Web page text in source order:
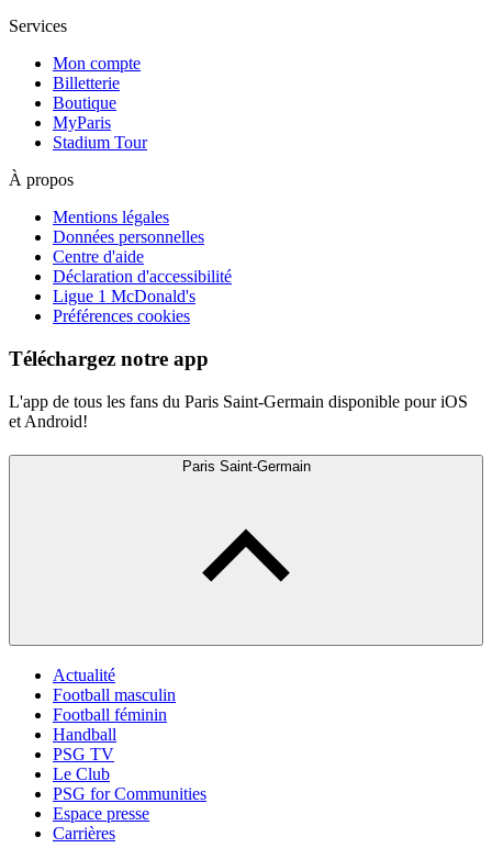
Services
Mon compte
Billetterie
Boutique
MyParis
Stadium Tour
À propos
Mentions légales
Données personnelles
Centre d'aide
Déclaration d'accessibilité
Ligue 1 McDonald's
Préférences cookies
Téléchargez notre app
L'app de tous les fans du Paris Saint-Germain disponible pour iOS
et Android!
Paris Saint-Germain
Actualité
Football masculin
Football féminin
Handball
PSG TV
Le Club
PSG for Communities
Espace presse
Carrières